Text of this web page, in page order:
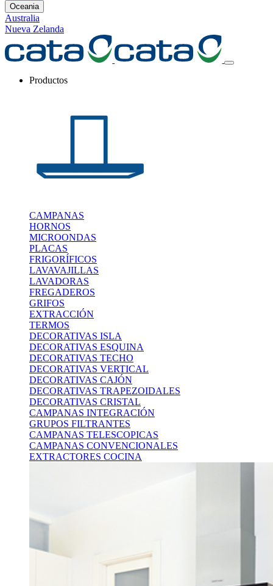
Oceania
Australia
Nueva Zelanda
Productos
CAMPANAS
HORNOS
MICROONDAS
PLACAS
FRIGORÍFICOS
LAVAVAJILLAS
LAVADORAS
FREGADEROS
GRIFOS
EXTRACCIÓN
TERMOS
DECORATIVAS ISLA
DECORATIVAS ESQUINA
DECORATIVAS TECHO
DECORATIVAS VERTICAL
DECORATIVAS CAJÓN
DECORATIVAS TRAPEZOIDALES
DECORATIVAS CRISTAL
CAMPANAS INTEGRACIÓN
GRUPOS FILTRANTES
CAMPANAS TELESCOPICAS
CAMPANAS CONVENCIONALES
EXTRACTORES COCINA